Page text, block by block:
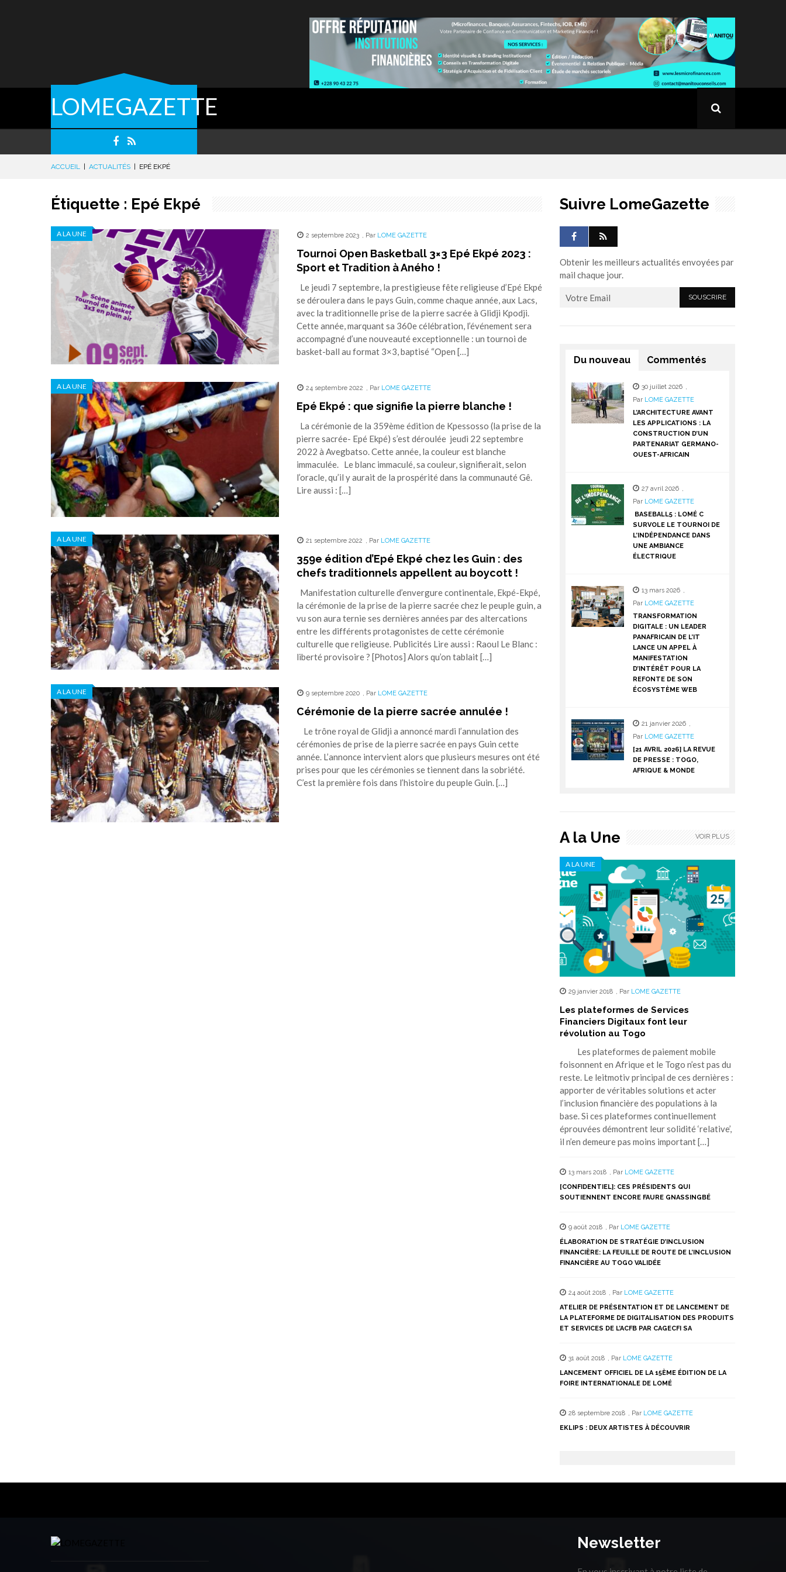
LOMEGAZETTE
ACCUEIL ACTUALITÉS EPÉ EKPÉ
Étiquette : Epé Ekpé
A LA UNE 2 septembre 2023 , Par LOME GAZETTE
Tournoi Open Basketball 3×3 Epé Ekpé 2023 :
Sport et Tradition à Aného !
Le jeudi 7 septembre, la prestigieuse fête religieuse d’Epé Ekpé
se déroulera dans le pays Guin, comme chaque année, aux Lacs,
avec la traditionnelle prise de la pierre sacrée à Glidji Kpodji.
Cette année, marquant sa 360e célébration, l’événement sera
accompagné d’une nouveauté exceptionnelle : un tournoi de
basket-ball au format 3×3, baptisé “Open […]
A LA UNE 24 septembre 2022 , Par LOME GAZETTE
Epé Ekpé : que signifie la pierre blanche !
La cérémonie de la 359ème édition de Kpessosso (la prise de la
pierre sacrée- Epé Ekpé) s’est déroulée jeudi 22 septembre
2022 à Avegbatso. Cette année, la couleur est blanche
immaculée. Le blanc immaculé, sa couleur, signifierait, selon
l’oracle, qu’il y aurait de la prospérité dans la communauté Gê.
Lire aussi : […]
A LA UNE 21 septembre 2022 , Par LOME GAZETTE
359e édition d’Epé Ekpé chez les Guin : des
chefs traditionnels appellent au boycott !
Manifestation culturelle d’envergure continentale, Ekpé-Ekpé,
la cérémonie de la prise de la pierre sacrée chez le peuple guin, a
vu son aura ternie ses dernières années par des altercations
entre les différents protagonistes de cette cérémonie
culturelle que religieuse. Publicités Lire aussi : Raoul Le Blanc :
liberté provisoire ? [Photos] Alors qu’on tablait […]
A LA UNE 9 septembre 2020 , Par LOME GAZETTE
Cérémonie de la pierre sacrée annulée !
Le trône royal de Glidji a annoncé mardi l’annulation des
cérémonies de prise de la pierre sacrée en pays Guin cette
année. L’annonce intervient alors que plusieurs mesures ont été
prises pour que les cérémonies se tiennent dans la sobriété.
C’est la première fois dans l’histoire du peuple Guin. […]
Suivre LomeGazette
Obtenir les meilleurs actualités envoyées par
mail chaque jour.
Du nouveau Commentés
30 juillet 2026 ,
Par LOME GAZETTE
L’ARCHITECTURE AVANT
LES APPLICATIONS : LA
CONSTRUCTION D’UN
PARTENARIAT GERMANO-
OUEST-AFRICAIN
27 avril 2026 ,
Par LOME GAZETTE
BASEBALL5 : LOMÉ C
SURVOLE LE TOURNOI DE
L’INDÉPENDANCE DANS
UNE AMBIANCE
ÉLECTRIQUE
13 mars 2026 ,
Par LOME GAZETTE
TRANSFORMATION
DIGITALE : UN LEADER
PANAFRICAIN DE L’IT
LANCE UN APPEL À
MANIFESTATION
D’INTÉRÊT POUR LA
REFONTE DE SON
ÉCOSYSTÈME WEB
21 janvier 2026 ,
Par LOME GAZETTE
[21 AVRIL 2026] LA REVUE
DE PRESSE : TOGO,
AFRIQUE & MONDE
A la Une
A LA UNE
29 janvier 2018 , Par LOME GAZETTE
Les plateformes de Services
Financiers Digitaux font leur
révolution au Togo
Les plateformes de paiement mobile
foisonnent en Afrique et le Togo n’est pas du
reste. Le leitmotiv principal de ces dernières :
apporter de véritables solutions et acter
l’inclusion financière des populations à la
base. Si ces plateformes continuellement
éprouvées démontrent leur solidité ‘relative’,
il n’en demeure pas moins important […]
13 mars 2018 , Par LOME GAZETTE
[CONFIDENTIEL]: CES PRÉSIDENTS QUI
SOUTIENNENT ENCORE FAURE GNASSINGBÉ
9 août 2018 , Par LOME GAZETTE
ÉLABORATION DE STRATÉGIE D’INCLUSION
FINANCIÈRE: LA FEUILLE DE ROUTE DE L’INCLUSION
FINANCIÈRE AU TOGO VALIDÉE
24 août 2018 , Par LOME GAZETTE
ATELIER DE PRÉSENTATION ET DE LANCEMENT DE
LA PLATEFORME DE DIGITALISATION DES PRODUITS
ET SERVICES DE L’ACFB PAR CAGECFI SA
31 août 2018 , Par LOME GAZETTE
LANCEMENT OFFICIEL DE LA 15ÈME ÉDITION DE LA
FOIRE INTERNATIONALE DE LOMÉ
28 septembre 2018 , Par LOME GAZETTE
EKLIPS : DEUX ARTISTES À DÉCOUVRIR
VOIR PLUS
Newsletter